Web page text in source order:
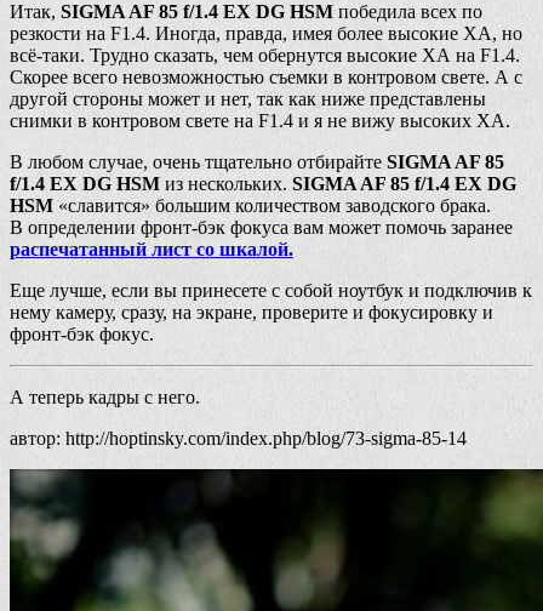
Итак, SIGMA AF 85 f/1.4 EX DG HSM победила всех по
резкости на F1.4. Иногда, правда, имея более высокие ХА, но
всё-таки. Трудно сказать, чем обернутся высокие ХА на F1.4.
Скорее всего невозможностью съемки в контровом свете. А с
другой стороны может и нет, так как ниже представлены
снимки в контровом свете на F1.4 и я не вижу высоких ХА.
В любом случае, очень тщательно отбирайте SIGMA AF 85
f/1.4 EX DG HSM из нескольких. SIGMA AF 85 f/1.4 EX DG
HSM «славится» большим количеством заводского брака.
В определении фронт-бэк фокуса вам может помочь заранее
распечатанный лист со шкалой.
Еще лучше, если вы принесете с собой ноутбук и подключив к
нему камеру, сразу, на экране, проверите и фокусировку и
фронт-бэк фокус.
А теперь кадры с него.
автор: http://hoptinsky.com/index.php/blog/73-sigma-85-14